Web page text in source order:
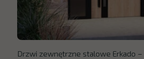
Drzwi zewnętrzne stalowe Erkado –